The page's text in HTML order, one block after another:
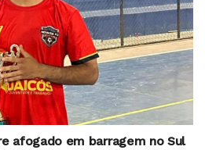
afogado em barragem no Sul